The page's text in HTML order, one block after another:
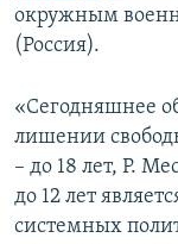
окружным
(Россия).
«Сегодняшнее
лишении
– до 18 лет, Р.
до 12 лет
системных